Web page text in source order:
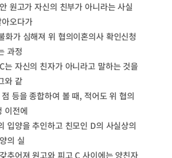
원고가 자신의 친부가 아니라는 사실
오다가
화가 심해져 위 협의이혼의사 확인신청
과정
는 자신의 친자가 아니라고 말하는 것을
와 같
등을 종합하여 볼 때, 적어도 위 협의
이전에
입양을 추인하고 친모인 D의 사실상의
의 실
추어져 원고와 피고 C 사이에는 양친자